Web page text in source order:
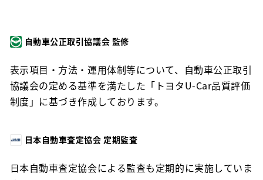
自動車公正取引協議会 監修
表示項目・方法・運用体制等について、自動車公正取引
協議会の定める基準を満たした「トヨタU-Car品質評価
制度」に基づき作成しております。
日本自動車査定協会 定期監査
日本自動車査定協会による監査も定期的に実施していま